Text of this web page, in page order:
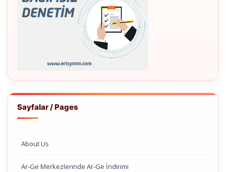
Sayfalar / Pages
About Us
Ar-Ge Merkezlerinde Ar-Ge İndirimi